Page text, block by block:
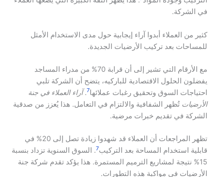
في الشركة.
كثير من العملاء أبدوا آراء إيجابية حول مدى الاستخدام الأمثل
للمساحات بعد تركيب الأرضيات الجديدة.
مع الأرقام التي تشير إلى أن قرابة 70% من مدراء المساجد
يفضلون الحلول الاقتصادية للباركيه، يتضح أن الشركة تلبي
احتياجات السوق وتحقيق رغبات عملائها7
.آراء العملاء في جنة
الأرضيات تُظهر الشفافية والالتزام في التعامل. هذا يُعزز من صدقية
الشركة في تقديم خبرات مرضية.
تظهر المراجعات أن العملاء قد شهدوا زيادة تصل إلى 20% في
قابلية استخدام المساحة بعد التركيب7. السوق السنوية تزداد بنسبة
15% نتيجة لمشاريع الترميم المستمرة. هذا يؤكد تقدم شركة جنة
الأرضيات في مواكبة هذه التطورات.